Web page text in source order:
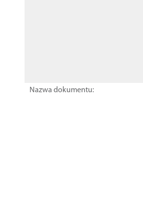
Nazwa dokumentu: